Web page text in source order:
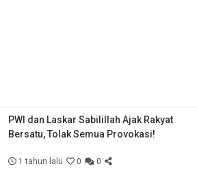
PWI dan Laskar Sabilillah Ajak Rakyat
Bersatu, Tolak Semua Provokasi!
1 tahun lalu 0 0